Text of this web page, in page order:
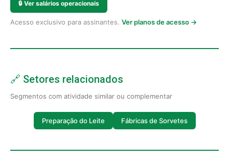
🔒 Ver salários operacionais
Acesso exclusivo para assinantes. Ver planos de acesso →
🔗 Setores relacionados
Segmentos com atividade similar ou complementar
Preparação do Leite Fábricas de Sorvetes